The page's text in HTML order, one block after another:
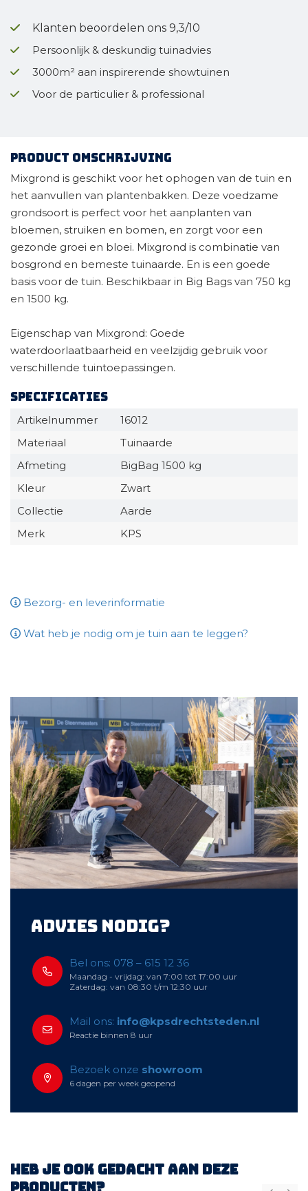
Klanten beoordelen ons 9,3/10
Persoonlijk & deskundig tuinadvies
3000m² aan inspirerende showtuinen
Voor de particulier & professional
Product omschrijving
Mixgrond is geschikt voor het ophogen van de tuin en
het aanvullen van plantenbakken. Deze voedzame
grondsoort is perfect voor het aanplanten van
bloemen, struiken en bomen, en zorgt voor een
gezonde groei en bloei. Mixgrond is combinatie van
bosgrond en bemeste tuinaarde. En is een goede
basis voor de tuin. Beschikbaar in Big Bags van 750 kg
en 1500 kg.
Eigenschap van Mixgrond: Goede
waterdoorlaatbaarheid en veelzijdig gebruik voor
verschillende tuintoepassingen.
Specificaties
Artikelnummer
16012
Materiaal
Tuinaarde
Afmeting
BigBag 1500 kg
Kleur
Zwart
Collectie
Aarde
Merk
KPS
Bezorg- en leverinformatie
Wat heb je nodig om je tuin aan te leggen?
Advies nodig?
Bel ons: 078 – 615 12 36
Maandag - vrijdag: van 7:00 tot 17:00 uur
Zaterdag: van 08:30 t/m 12:30 uur
Mail ons: info@kpsdrechtsteden.nl
Reactie binnen 8 uur
Bezoek onze showroom
6 dagen per week geopend
Heb je ook gedacht aan deze